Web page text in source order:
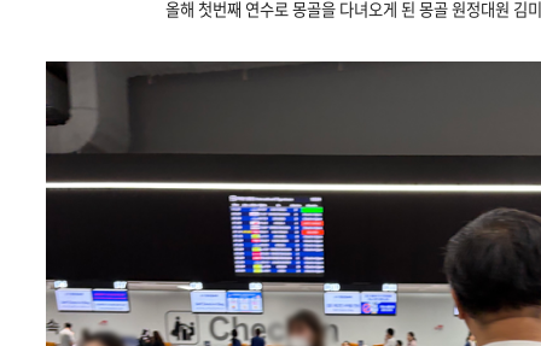
올해 첫번째 연수로 몽골을 다녀오게 된 몽골 원정대원 김